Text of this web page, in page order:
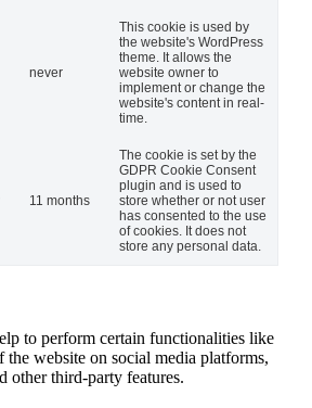
never
This cookie is used by
the website's WordPress
theme. It allows the
website owner to
implement or change the
website's content in real-
time.
11 months
The cookie is set by the
GDPR Cookie Consent
plugin and is used to
store whether or not user
has consented to the use
of cookies. It does not
store any personal data.
to perform certain functionalities like
the website on social media platforms,
other third-party features.